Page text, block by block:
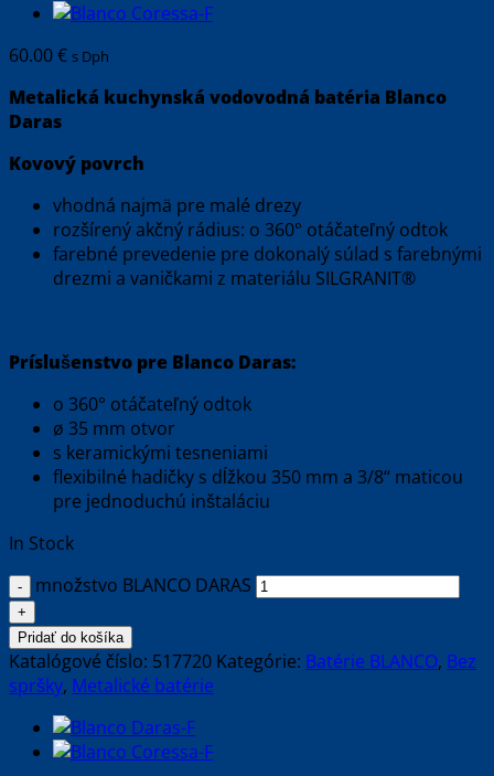
60.00€ s Dph
Metalická kuchynská vodovodná batéria Blanco
Daras
Kovový povrch
vhodná najmä pre malé drezy
rozšírený akčný rádius: o 360° otáčateľný odtok
farebné prevedenie pre dokonalý súlad s farebnými
drezmi a vaničkami z materiálu SILGRANIT®
Príslušenstvo pre Blanco Daras:
o 360° otáčateľný odtok
ø 35 mm otvor
s keramickými tesneniami
flexibilné hadičky s dĺžkou 350 mm a 3/8‘‘ maticou
pre jednoduchú inštaláciu
In Stock
množstvo BLANCO DARAS
Pridať do košíka
Katalógové číslo: 517720 Kategórie: Batérie BLANCO, Bez
spršky, Metalické batérie